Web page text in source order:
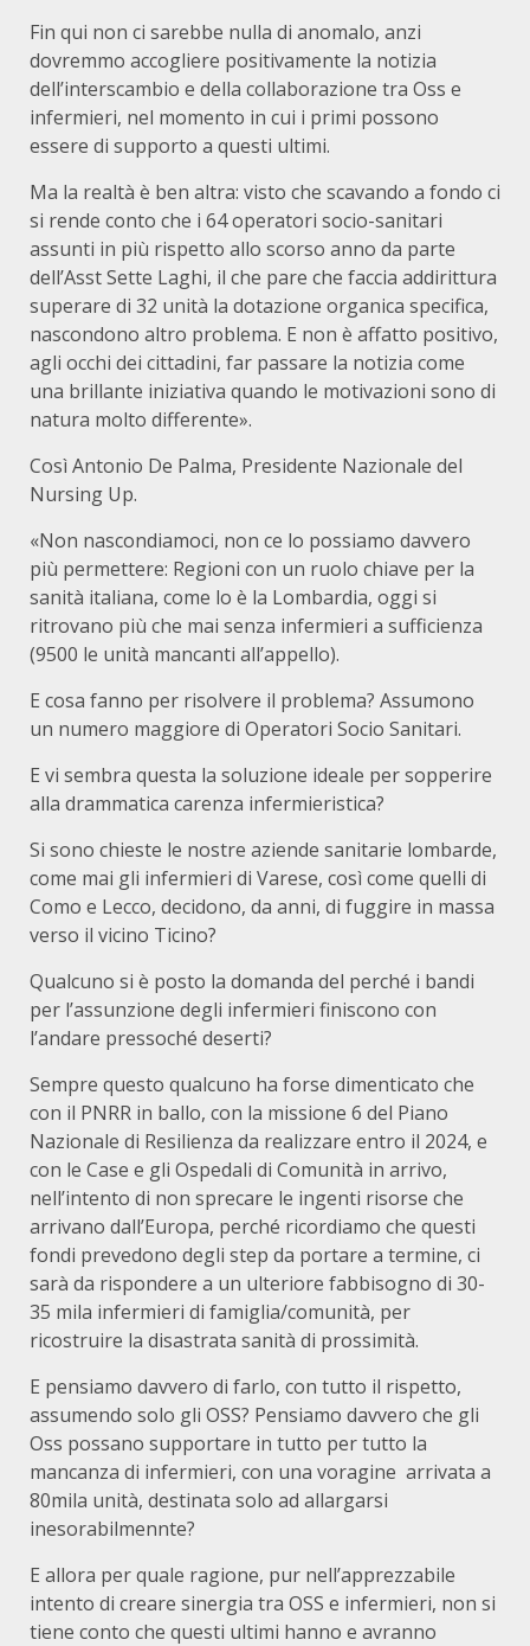
Fin qui non ci sarebbe nulla di anomalo, anzi
dovremmo accogliere positivamente la notizia
dell’interscambio e della collaborazione tra Oss e
infermieri, nel momento in cui i primi possono
essere di supporto a questi ultimi.
Ma la realtà è ben altra: visto che scavando a fondo ci
si rende conto che i 64 operatori socio-sanitari
assunti in più rispetto allo scorso anno da parte
dell’Asst Sette Laghi, il che pare che faccia addirittura
superare di 32 unità la dotazione organica specifica,
nascondono altro problema. E non è affatto positivo,
agli occhi dei cittadini, far passare la notizia come
una brillante iniziativa quando le motivazioni sono di
natura molto differente».
Così Antonio De Palma, Presidente Nazionale del
Nursing Up.
«Non nascondiamoci, non ce lo possiamo davvero
più permettere: Regioni con un ruolo chiave per la
sanità italiana, come lo è la Lombardia, oggi si
ritrovano più che mai senza infermieri a sufficienza
(9500 le unità mancanti all’appello).
E cosa fanno per risolvere il problema? Assumono
un numero maggiore di Operatori Socio Sanitari.
E vi sembra questa la soluzione ideale per sopperire
alla drammatica carenza infermieristica?
Si sono chieste le nostre aziende sanitarie lombarde,
come mai gli infermieri di Varese, così come quelli di
Como e Lecco, decidono, da anni, di fuggire in massa
verso il vicino Ticino?
Qualcuno si è posto la domanda del perché i bandi
per l’assunzione degli infermieri finiscono con
l’andare pressoché deserti?
Sempre questo qualcuno ha forse dimenticato che
con il PNRR in ballo, con la missione 6 del Piano
Nazionale di Resilienza da realizzare entro il 2024, e
con le Case e gli Ospedali di Comunità in arrivo,
nell’intento di non sprecare le ingenti risorse che
arrivano dall’Europa, perché ricordiamo che questi
fondi prevedono degli step da portare a termine, ci
sarà da rispondere a un ulteriore fabbisogno di 30-
35 mila infermieri di famiglia/comunità, per
ricostruire la disastrata sanità di prossimità.
E pensiamo davvero di farlo, con tutto il rispetto,
assumendo solo gli OSS? Pensiamo davvero che gli
Oss possano supportare in tutto per tutto la
mancanza di infermieri, con una voragine arrivata a
80mila unità, destinata solo ad allargarsi
inesorabilmennte?
E allora per quale ragione, pur nell’apprezzabile
intento di creare sinergia tra OSS e infermieri, non si
tiene conto che questi ultimi hanno e avranno